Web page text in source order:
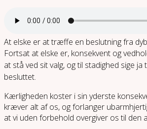
At elske er at træffe en beslutning fra
Fortsat at elske er, konsekvent og
at stå ved sit valg, og til stadighed sige ja
besluttet.
Kærligheden koster i sin yderste
kræver alt af os, og forlanger
at vi uden forbehold overgiver os til den